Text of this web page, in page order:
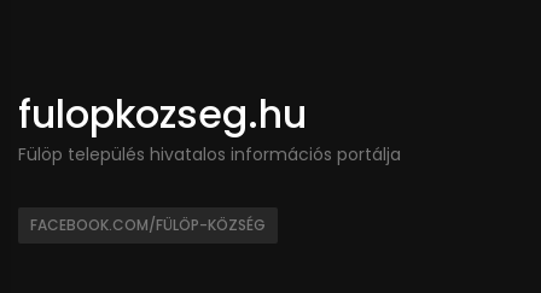
fulopkozseg.hu
Fülöp település hivatalos információs portálja
FACEBOOK.COM/FÜLÖP-KÖZSÉG